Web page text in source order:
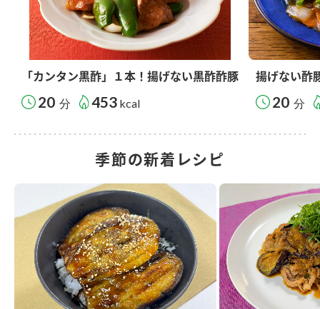
「カンタン黒酢」１本！揚げない黒酢酢豚
20 分 453 kcal
揚げない酢
20 分
季節の新着レシピ